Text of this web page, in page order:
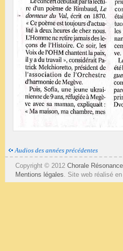
Audios des années précédentes
Copyright © 2012 Chorale
Mentions légales . Site web réalisé en